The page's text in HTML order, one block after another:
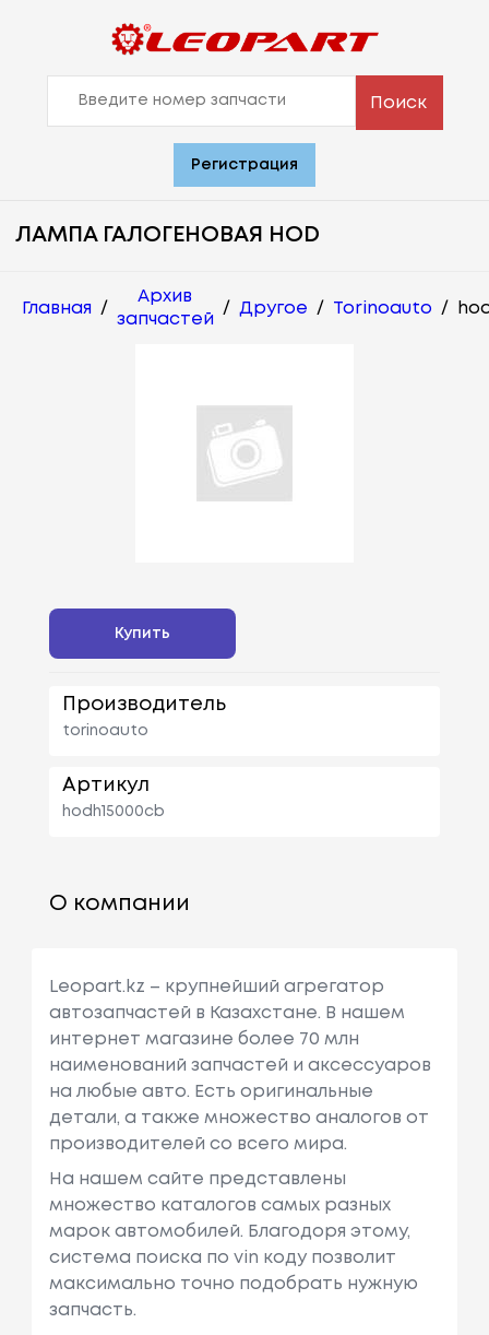
Поиск
Регистрация
ЛАМПА ГАЛОГЕНОВАЯ HOD
Главная /
Архив
запчастей
/ Другое / Torinoauto /
Купить
Производитель
torinoauto
Артикул
hodh15000cb
О компании
Leopart.kz – крупнейший агрегатор
автозапчастей в Казахстане. В нашем
интернет магазине более 70 млн
наименований запчастей и аксессуаров
на любые авто. Есть оригинальные
детали, а также множество аналогов от
производителей со всего мира.
На нашем сайте представлены
множество каталогов самых разных
марок автомобилей. Благодоря этому,
система поиска по vin коду позволит
максимально точно подобрать нужную
запчасть.